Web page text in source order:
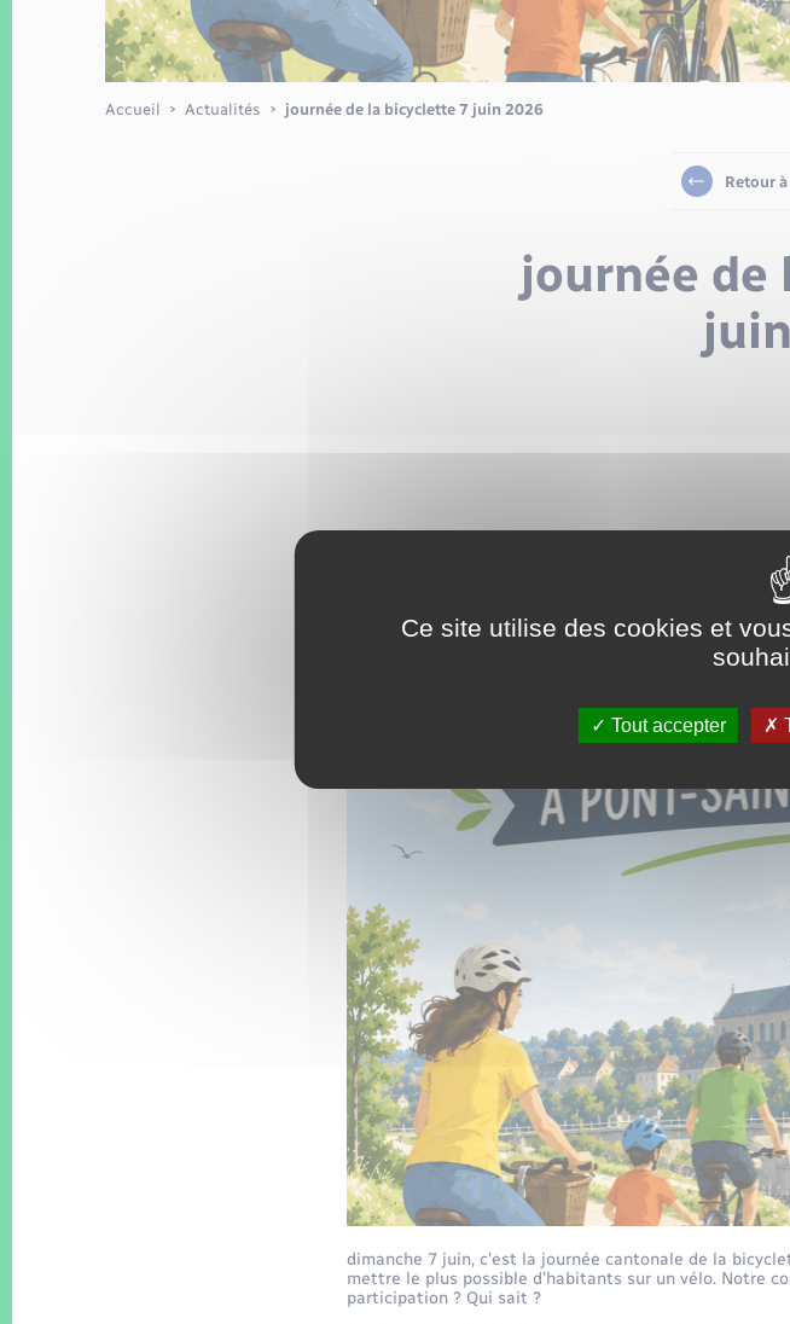
Accueil Actualités journée de la bicyclette 7 juin 2026
Retour
journée de
journée de la
dimanche 7 juin, c’est la journée cantonale de la
mettre le plus possible d’habitants sur un vélo. Notre
participation ? Qui sait ?
Ce site utilise des cookies et
Tout accepter